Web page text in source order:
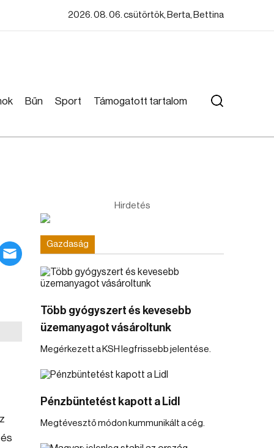
2026. 08. 06. csütörtök, Berta, Bettina
Bűn Sport Támogatott tartalom
Hirdetés
Gazdaság
Több gyógyszert és kevesebb
üzemanyagot vásároltunk
Megérkezett a KSH legfrissebb jelentése.
Pénzbüntetést kapott a Lidl
Megtévesztő módon kummunikált a cég.